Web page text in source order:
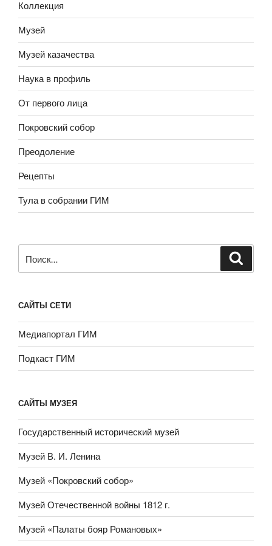
Коллекция
Музей
Музей казачества
Наука в профиль
От первого лица
Покровский собор
Преодоление
Рецепты
Тула в собрании ГИМ
САЙТЫ СЕТИ
Медиапортал ГИМ
Подкаст ГИМ
САЙТЫ МУЗЕЯ
Государственный исторический музей
Музей В. И. Ленина
Музей «Покровский собор»
Музей Отечественной войны 1812 г.
Музей «Палаты бояр Романовых»